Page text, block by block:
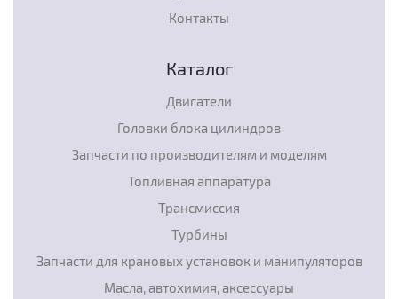
Контакты
Каталог
Двигатели
Головки блока цилиндров
Запчасти по производителям и моделям
Топливная аппаратура
Трансмиссия
Турбины
Запчасти для крановых установок и манипуляторов
Масла, автохимия, аксессуары